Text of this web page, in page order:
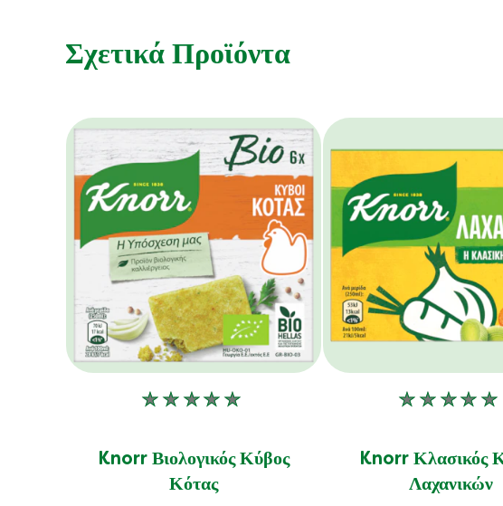
Σχετικά Προϊόντα
Knorr Βιολογικός Κύβος
Κότας
Δεν
αξιολογήσεις
για
Knorr Κλασικός
Λαχανικών
Δεν
για